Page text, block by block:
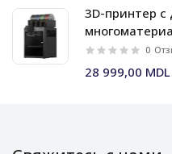
3D-принтер
Bambu Lab0
28 999,00 MDL